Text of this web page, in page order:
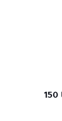
لفين كريم للشعر بزبدة الشيا 150